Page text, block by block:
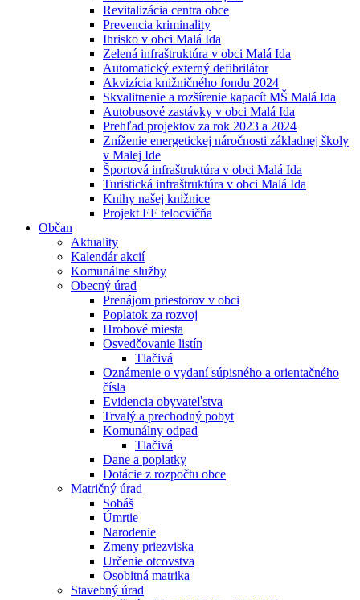
Revitalizácia centra obce
Prevencia kriminality
Ihrisko v obci Malá Ida
Zelená infraštruktúra v obci Malá Ida
Automatický externý defibrilátor
Akvizícia knižničného fondu 2024
Skvalitnenie a rozšírenie kapacít MŠ Malá Ida
Autobusové zastávky v obci Malá Ida
Prehľad projektov za rok 2023 a 2024
Zníženie energetickej náročnosti základnej školy
v Malej Ide
Športová infraštruktúra v obci Malá Ida
Turistická infraštruktúra v obci Malá Ida
Knihy našej knižnice
Projekt EF telocvičňa
Občan
Aktuality
Kalendár akcií
Komunálne služby
Obecný úrad
Prenájom priestorov v obci
Poplatok za rozvoj
Hrobové miesta
Osvedčovanie listín
Tlačivá
Oznámenie o vydaní súpisného a orientačného
čísla
Evidencia obyvateľstva
Trvalý a prechodný pobyt
Komunálny odpad
Tlačivá
Dane a poplatky
Dotácie z rozpočtu obce
Matričný úrad
Sobáš
Úmrtie
Narodenie
Zmeny priezviska
Určenie otcovstva
Osobitná matrika
Stavebný úrad